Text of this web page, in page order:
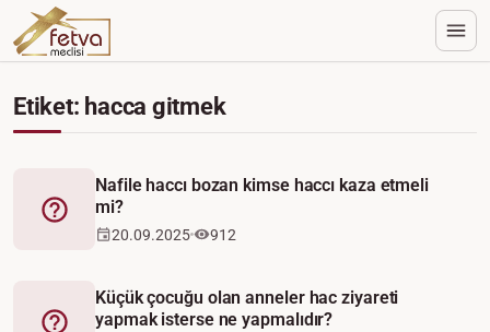
Etiket: hacca gitmek
Fetva
Nafile haccı bozan kimse haccı kaza etmeli
mi?
20.09.2025 912
Küçük çocuğu olan anneler hac ziyareti
yapmak isterse ne yapmalıdır?